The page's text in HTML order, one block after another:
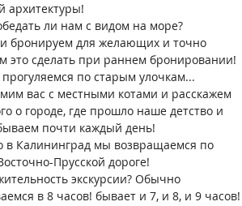
архитектуры!
ли нам с видом на море?
бронируем для желающих и точно
это сделать при раннем бронировании!
по старым улочкам...
вас с местными котами и расскажем
о городе, где прошло наше детство и
почти каждый день!
в Калининград мы возвращаемся по
Прусской дороге!
экскурсии? Обычно
в 8 часов! бывает и 7, и 8, и 9 часов!